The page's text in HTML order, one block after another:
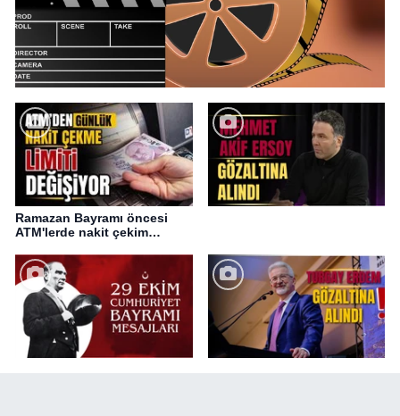
Ramazan Bayramı öncesi
ATM'lerde nakit çekim